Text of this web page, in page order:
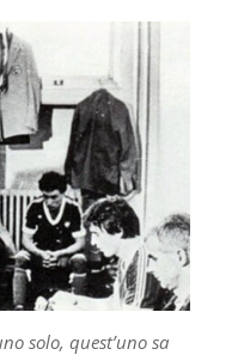
solo, quest’uno sa